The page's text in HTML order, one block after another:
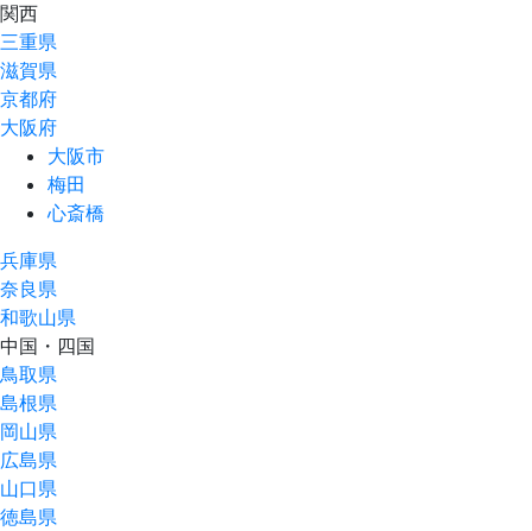
関⻄
三重県
滋賀県
京都府
大阪府
大阪市
梅田
心斎橋
兵庫県
奈良県
和歌山県
中国・四国
鳥取県
島根県
岡山県
広島県
山口県
徳島県